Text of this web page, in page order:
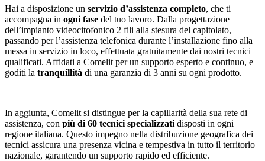
Hai a disposizione un servizio d’assistenza completo, che ti
accompagna in ogni fase del tuo lavoro. Dalla progettazione
dell’impianto videocitofonico 2 fili alla stesura del capitolato,
passando per l’assistenza telefonica durante l’installazione fino alla
messa in servizio in loco, effettuata gratuitamente dai nostri tecnici
qualificati. Affidati a Comelit per un supporto esperto e continuo, e
goditi la tranquillità di una garanzia di 3 anni su ogni prodotto.
In aggiunta, Comelit si distingue per la capillarità della sua rete di
assistenza, con più di 60 tecnici specializzati disposti in ogni
regione italiana. Questo impegno nella distribuzione geografica dei
tecnici assicura una presenza vicina e tempestiva in tutto il territorio
nazionale, garantendo un supporto rapido ed efficiente.